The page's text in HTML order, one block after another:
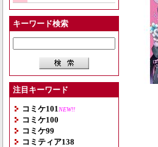
キーワード検索
注目キーワード
コミケ101 NEW!!
コミケ100
コミケ99
コミティア138